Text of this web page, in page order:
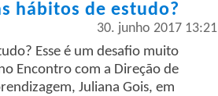
hábitos de estudo?
30. junho 2017 13:21
Esse é um desafio muito
Encontro com a Direção de
Juliana Gois, em